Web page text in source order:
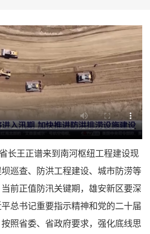
长王正谱来到南河枢纽工程建设现
巡查、防洪工程建设、城市防涝等
前正值防汛关键期，雄安新区要深
总书记重要指示精神和党的二十届
照省委、省政府要求，强化底线思